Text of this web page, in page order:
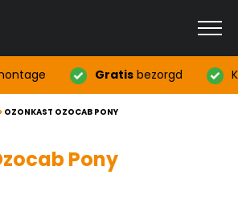
Gratis bezorgd
> OZONKAST OZOCAB PONY
Pony